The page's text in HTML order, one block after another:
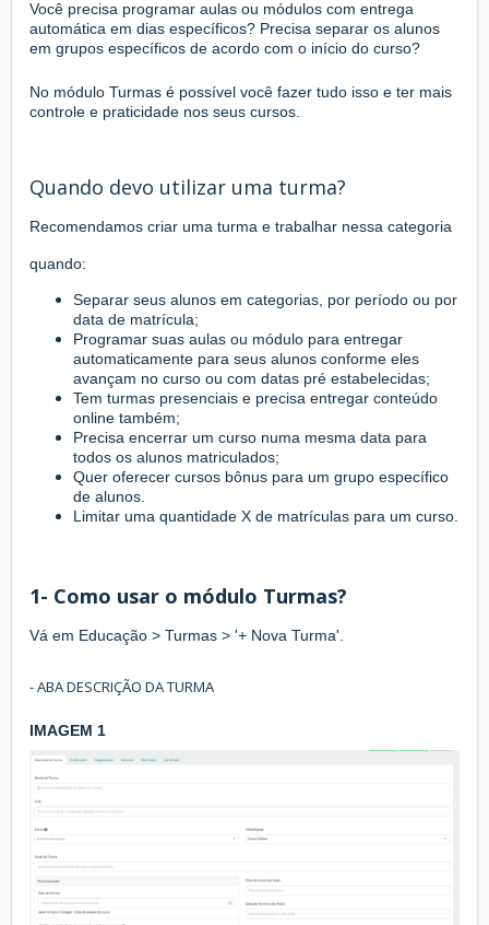
Você precisa programar aulas ou módulos com entrega
automática em dias específicos? Precisa separar os alunos
em grupos específicos de acordo com o início do curso?
No módulo Turmas é possível você fazer tudo isso e ter mais
controle e praticidade nos seus cursos.
Quando devo utilizar uma turma?
Recomendamos criar uma turma e trabalhar nessa categoria
quando:
Separar seus alunos em categorias, por período ou por
data de matrícula;
Programar suas aulas ou módulo para entregar
automaticamente para seus alunos conforme eles
avançam no curso ou com datas pré estabelecidas;
Tem turmas presenciais e precisa entregar conteúdo
online também;
Precisa encerrar um curso numa mesma data para
todos os alunos matriculados;
Quer oferecer cursos bônus para um grupo específico
de alunos.
Limitar uma quantidade X de matrículas para um curso.
1- Como usar o módulo Turmas?
Vá em Educação > Turmas > '+ Nova Turma'.
- ABA DESCRIÇÃO DA TURMA
IMAGEM 1